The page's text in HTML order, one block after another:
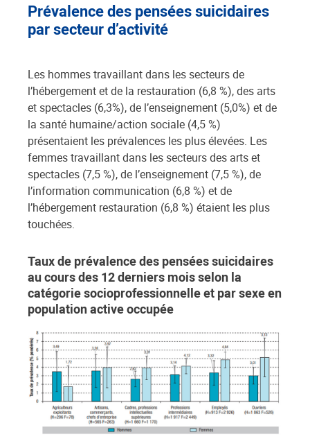
Prévalence des pensées suicidaires
par secteur d’activité
Les hommes travaillant dans les secteurs de
l’hébergement et de la restauration (6,8 %), des arts
et spectacles (6,3%), de l’enseignement (5,0%) et de
la santé humaine/action sociale (4,5 %)
présentaient les prévalences les plus élevées. Les
femmes travaillant dans les secteurs des arts et
spectacles (7,5 %), de l’enseignement (7,5 %), de
l’information communication (6,8 %) et de
l’hébergement restauration (6,8 %) étaient les plus
touchées.
Taux de prévalence des pensées suicidaires
au cours des 12 derniers mois selon la
catégorie socioprofessionnelle et par sexe en
population active occupée